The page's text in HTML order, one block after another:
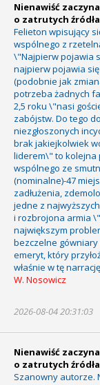
Nienawiść
o zatrutych
Felieton wpisujący
wspólnego z
\"Najpierw pojawia
najpierw pojawia
(podobnie jak
potrzeba żadnych
2,5 roku \"nasi
zabójstw. Do tego
niezgłoszonych
brak jakiejkolwiek
liderem\" to kolejna
wspólnego ze
(nominalne)-47
zadłużenia,
jedne z
i rozbrojona armia
największym
bezczelne
emeryt, który
właśnie w tę
W. Nosowicz
2026-08-04 20:31:03
Nienawiść
o zatrutych
Szanowny autorze.